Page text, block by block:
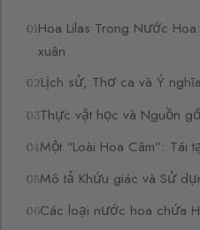
Hoa Lilas Trong Nước
xuân
Lịch sử, Thơ ca và Ý
Thực vật học và Nguồn
Một “Loài Hoa Câm”: Tái
Mô tả Khứu giác và Sử
Các loại nước hoa chứa